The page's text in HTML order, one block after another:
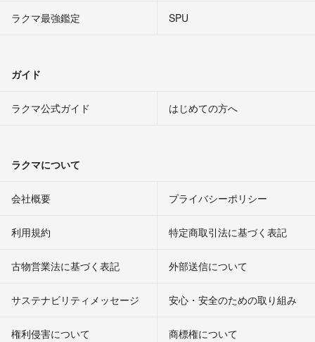
ラクマ最強鑑定
SPU
ガイド
ラクマ公式ガイド はじめての方へ
ラクマについて
会社概要 プライバシーポリシー
利用規約 特定商取引法に基づく表記
古物営業法に基づく表記 外部送信について
サステナビリティメッセージ 安心・安全のための取り組み
権利侵害について
商標権について